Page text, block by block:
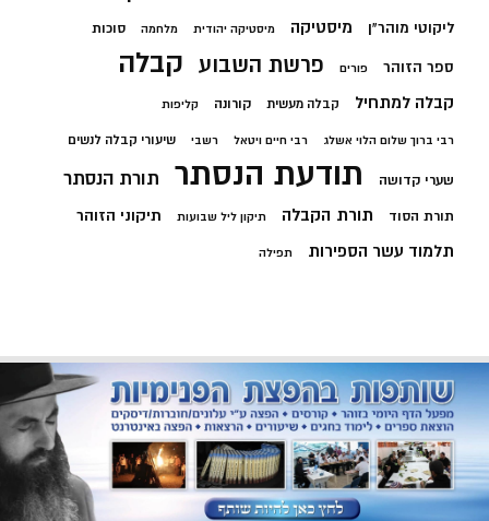
ליקוטי מוהר"ן מיסטיקה מיסטיקה יהודית מלחמה סוכות
ספר הזוהר פורים פרשת השבוע קבלה
קבלה למתחיל קבלה מעשית קורונה קליפות
רבי ברוך שלום הלוי אשלג רבי חיים ויטאל רשבי שיעורי קבלה לנשים
שערי קדושה תודעת הנסתר תורת הנסתר
תורת הסוד תורת הקבלה תיקון ליל שבועות תיקוני הזוהר
תלמוד עשר הספירות תפילה